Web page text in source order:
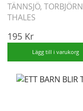
TÄNNSJÖ, TORBJÖRN
THALES
195 Kr
Lägg till i varukorg